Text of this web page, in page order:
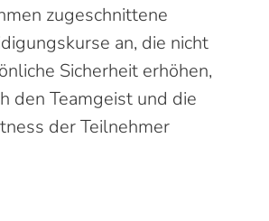
zugeschnittene
an, die nicht
Sicherheit erhöhen,
den Teamgeist und die
der Teilnehmer